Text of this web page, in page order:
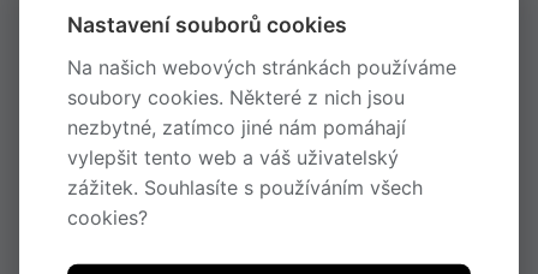
DŘEVO
AKTUALITY
O SPOLEČNOSTI
E-SHOP
PRODUKTY VYŘAZENÉ Z PRODUKCE
METAL
DŘEVO
KONTAKT
Pilous
Nastavení souborů cookies
Na našich webových stránkách používáme
soubory cookies. Některé z nich jsou
nezbytné, zatímco jiné nám pomáhají
vylepšit tento web a váš uživatelský
zážitek. Souhlasíte s používáním všech
cookies?